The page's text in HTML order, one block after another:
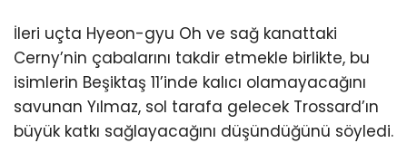
İleri uçta Hyeon-gyu Oh ve sağ kanattaki
Cerny’nin çabalarını takdir etmekle birlikte, bu
isimlerin Beşiktaş 11’inde kalıcı olamayacağını
savunan Yılmaz, sol tarafa gelecek Trossard’ın
büyük katkı sağlayacağını düşündüğünü söyledi.